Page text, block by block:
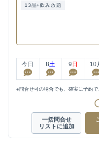
13品+飲み放題
今日 8土 9 日 10
※問合せ可の場合でも、確実に予約で
一括問合せ
リストに追加